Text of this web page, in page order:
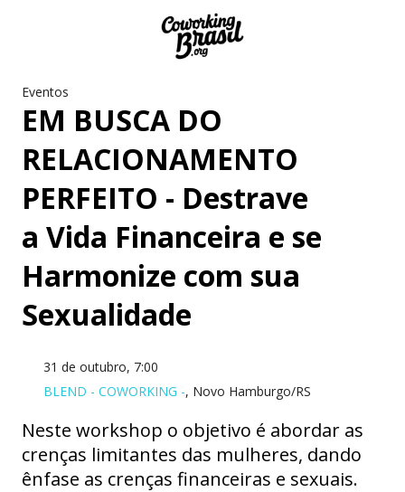
Eventos
EM BUSCA DO
RELACIONAMENTO
PERFEITO - Destrave
a Vida Financeira e se
Harmonize com sua
Sexualidade
31 de outubro, 7:00
BLEND - COWORKING -, Novo Hamburgo/RS
Neste workshop o objetivo é abordar as
crenças limitantes das mulheres, dando
ênfase as crenças financeiras e sexuais.